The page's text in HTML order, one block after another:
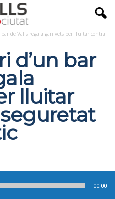
de Valls regala ganivets per lluitar contra
d’un bar
lluitar
00:00